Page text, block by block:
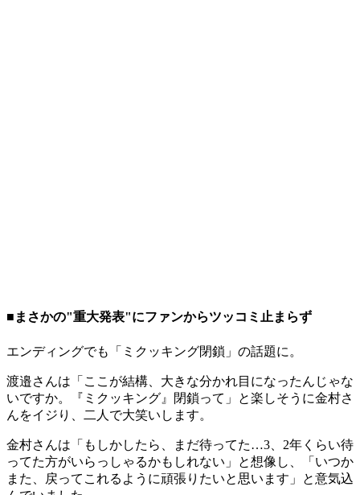
■まさかの"重大発表"にファンからツッコミ止まらず
エンディングでも「ミクッキング閉鎖」の話題に。
渡邉さんは「ここが結構、大きな分かれ目になったんじゃな
いですか。『ミクッキング』閉鎖って」と楽しそうに金村さ
んをイジり、二人で大笑いします。
金村さんは「もしかしたら、まだ待ってた…3、2年くらい待
ってた方がいらっしゃるかもしれない」と想像し、「いつか
また、戻ってこれるように頑張りたいと思います」と意気込